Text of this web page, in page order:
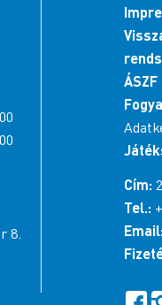
8.
ÁSZF
Cím:
Tel.:
Email: